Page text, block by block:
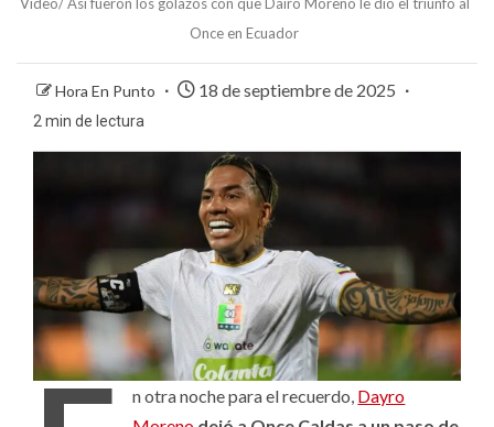
Once en Ecuador
Hora En Punto 18 de septiembre de 2025
2 min de lectura
n otra noche para el recuerdo, Dayro